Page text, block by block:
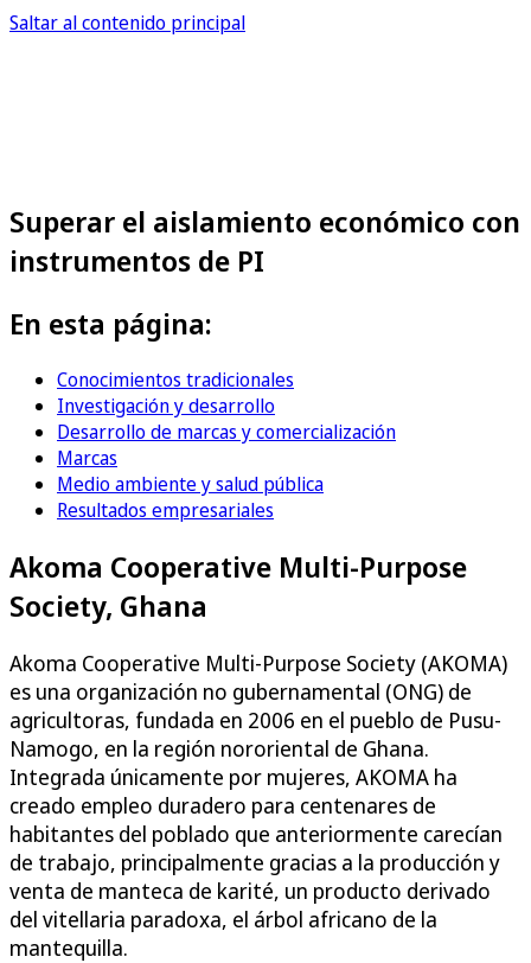
Saltar al contenido principal
Superar el aislamiento económico con
instrumentos de PI
En esta página:
Conocimientos tradicionales
Investigación y desarrollo
Desarrollo de marcas y comercialización
Marcas
Medio ambiente y salud pública
Resultados empresariales
Akoma Cooperative Multi-Purpose
Society, Ghana
Akoma Cooperative Multi-Purpose Society (AKOMA)
es una organización no gubernamental (ONG) de
agricultoras, fundada en 2006 en el pueblo de Pusu-
Namogo, en la región nororiental de Ghana.
Integrada únicamente por mujeres, AKOMA ha
creado empleo duradero para centenares de
habitantes del poblado que anteriormente carecían
de trabajo, principalmente gracias a la producción y
venta de manteca de karité, un producto derivado
del vitellaria paradoxa, el árbol africano de la
mantequilla.